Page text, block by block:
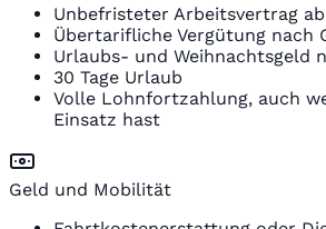
Unbefristeter Arbeitsvertrag
Übertarifliche Vergütung nach
Urlaubs- und Weihnachtsgeld
30 Tage Urlaub
Volle Lohnfortzahlung, auch
Einsatz hast
Geld und Mobilität